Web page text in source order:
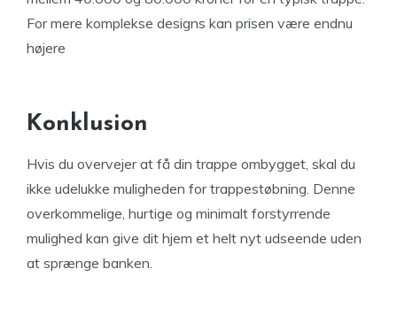
For mere komplekse designs kan prisen være endnu
højere
Konklusion
Hvis du overvejer at få din trappe ombygget, skal du
ikke udelukke muligheden for trappestøbning. Denne
overkommelige, hurtige og minimalt forstyrrende
mulighed kan give dit hjem et helt nyt udseende uden
at sprænge banken.